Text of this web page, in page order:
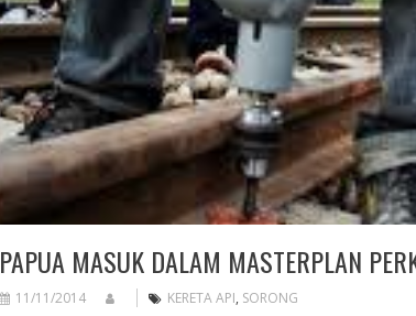
PAPUA MASUK DALAM MASTERPLAN
11/11/2014 KERETA API, SORONG